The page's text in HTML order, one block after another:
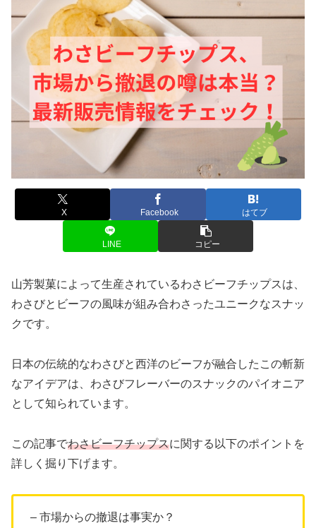
X Facebook はてブ
LINE コピー
山芳製菓によって生産されているわさビーフチップスは、
わさびとビーフの風味が組み合わさったユニークなスナッ
クです。
日本の伝統的なわさびと西洋のビーフが融合したこの斬新
なアイデアは、わさびフレーバーのスナックのパイオニア
として知られています。
この記事でわさビーフチップスに関する以下のポイントを
詳しく掘り下げます。
– 市場からの撤退は事実か？